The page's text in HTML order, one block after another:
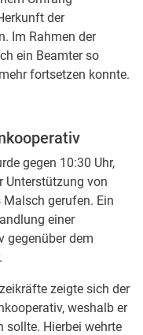
der
Im Rahmen der
ein Beamter so
fortsetzen konnte.
gegen 10:30 Uhr,
Unterstützung von
gerufen. Ein
einer
gegenüber dem
zeigte sich der
weshalb er
sollte. Hierbei wehrte